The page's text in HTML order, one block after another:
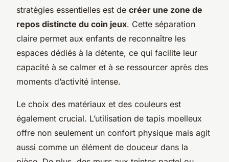
stratégies essentielles est de créer une zone de
repos distincte du coin jeux. Cette séparation
claire permet aux enfants de reconnaître les
espaces dédiés à la détente, ce qui facilite leur
capacité à se calmer et à se ressourcer après des
moments d’activité intense.
Le choix des matériaux et des couleurs est
également crucial. L’utilisation de tapis moelleux
offre non seulement un confort physique mais agit
aussi comme un élément de douceur dans la